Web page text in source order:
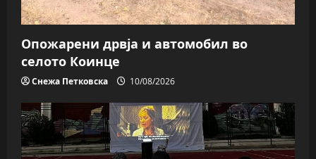
Опожарени дрвја и автомобил во
селото Коинце
Снежа Петковска 10/08/2026